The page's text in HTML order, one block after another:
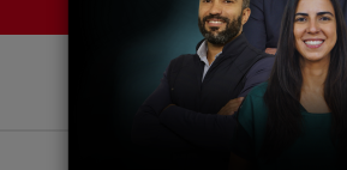
Cursos e Eventos